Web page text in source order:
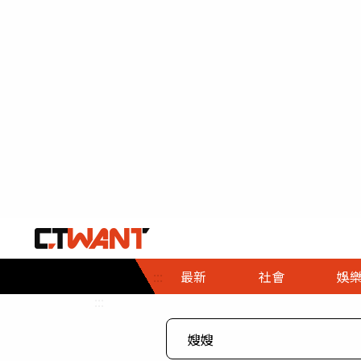
::: 最新 社會
社會首頁
時事
娛樂
娛樂首頁
即時
專題
財經首頁
熱線
３Ｃ
政